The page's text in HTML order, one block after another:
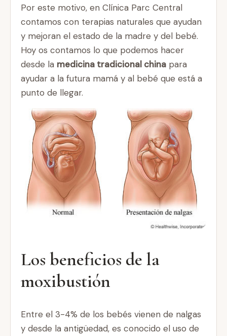
Por este motivo, en Clínica Parc Central
contamos con terapias naturales que ayudan
y mejoran el estado de la madre y del bebé.
Hoy os contamos lo que podemos hacer
desde la medicina tradicional china para
ayudar a la futura mamá y al bebé que está a
punto de llegar.
Los beneficios de la
moxibustión
Entre el 3-4% de los bebés vienen de nalgas
y desde la antigüedad, es conocido el uso de